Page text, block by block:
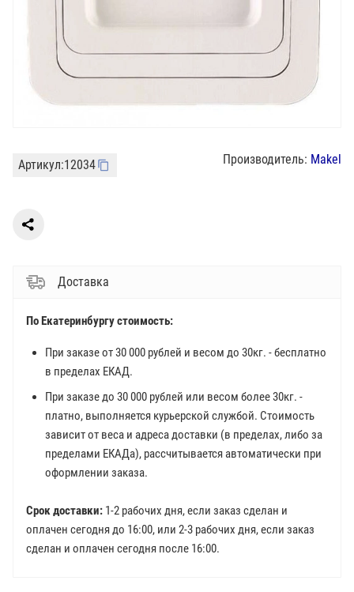
Артикул:12034 Производитель: Makel
Доставка
По Екатеринбургу стоимость:
При заказе от 30 000 рублей и весом до 30кг. - бесплатно
в пределах ЕКАД.
При заказе до 30 000 рублей или весом более 30кг. -
платно, выполняется курьерской службой. Стоимость
зависит от веса и адреса доставки (в пределах, либо за
пределами ЕКАДа), рассчитывается автоматически при
оформлении заказа.
Срок доставки: 1-2 рабочих дня, если заказ сделан и
оплачен сегодня до 16:00, или 2-3 рабочих дня, если заказ
сделан и оплачен сегодня после 16:00.